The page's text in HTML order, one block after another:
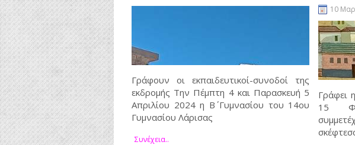
Γράφουν οι εκπαιδευτικοί-συνοδοί της
εκδρομής Την Πέμπτη 4 και Παρασκευή 5
Απριλίου 2024 η Β΄ Γυμνασίου του 14ου
Γυμνασίου Λάρισας
Συνέχεια..
10
Γράφει
15